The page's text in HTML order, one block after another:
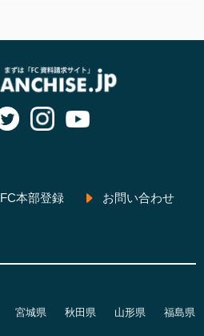
FC本部登録 お問い合わせ
宮城県 秋田県 山形県 福島県